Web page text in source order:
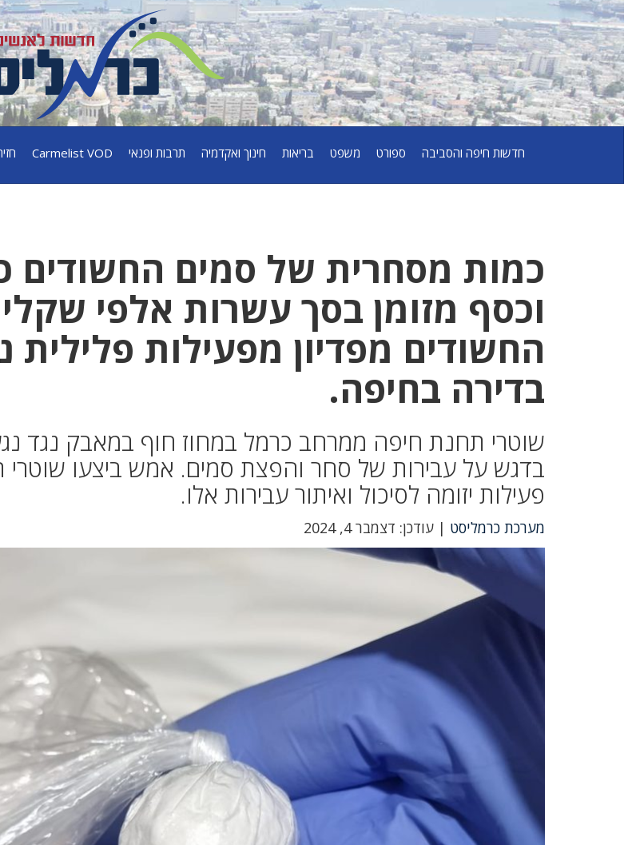
חדשות חיפה והסביבה ספורט משפט בריאות חינוך ואקדמיה תרבות ופנאי Carmelist VOD
כמות מסחרית של סמים החשודים
וכסף מזומן בסך עשרות אלפי
החשודים מפדיון מפעילות פלילית
בדירה בחיפה.
שוטרי תחנת חיפה ממרחב כרמל במחוז חוף במאבק נגד
בדגש על עבירות של סחר והפצת סמים. אמש ביצעו
פעילות יזומה לסיכול ואיתור עבירות אלו.
מערכת כרמליסט | עודכן: דצמבר 4, 2024